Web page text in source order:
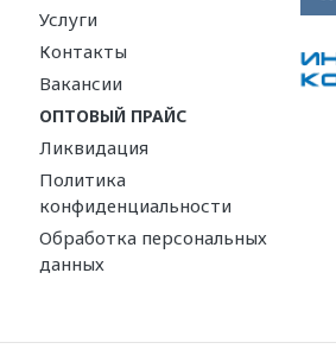
Услуги
Контакты
Вакансии
ОПТОВЫЙ ПРАЙС
Ликвидация
Политика
конфиденциальности
Обработка персональных
данных